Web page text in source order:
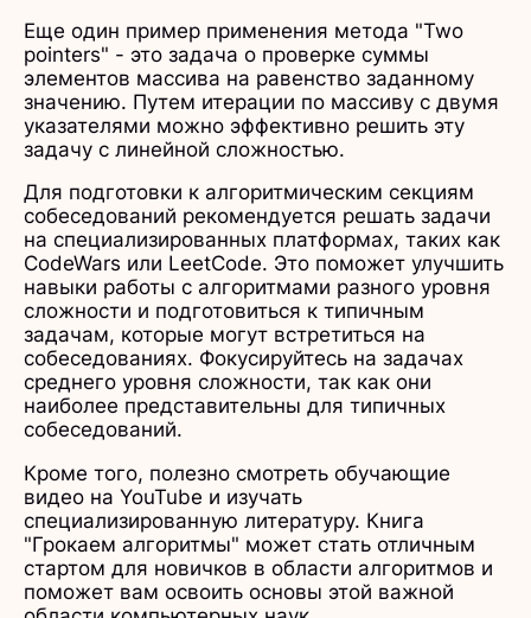
Еще один пример применения метода "Two
pointers" - это задача о проверке суммы
элементов массива на равенство заданному
значению. Путем итерации по массиву с двумя
указателями можно эффективно решить эту
задачу с линейной сложностью.
Для подготовки к алгоритмическим секциям
собеседований рекомендуется решать задачи
на специализированных платформах, таких как
CodeWars или LeetCode. Это поможет улучшить
навыки работы с алгоритмами разного уровня
сложности и подготовиться к типичным
задачам, которые могут встретиться на
собеседованиях. Фокусируйтесь на задачах
среднего уровня сложности, так как они
наиболее представительны для типичных
собеседований.
Кроме того, полезно смотреть обучающие
видео на YouTube и изучать
специализированную литературу. Книга
"Грокаем алгоритмы" может стать отличным
стартом для новичков в области алгоритмов и
поможет вам освоить основы этой важной